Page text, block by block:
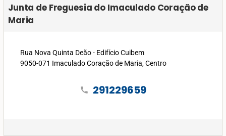
Junta de Freguesia do Imaculado Coração de
Maria
Rua Nova Quinta Deão - Edifício Cuibem
9050-071 Imaculado Coração de Maria, Centro
call 291229659